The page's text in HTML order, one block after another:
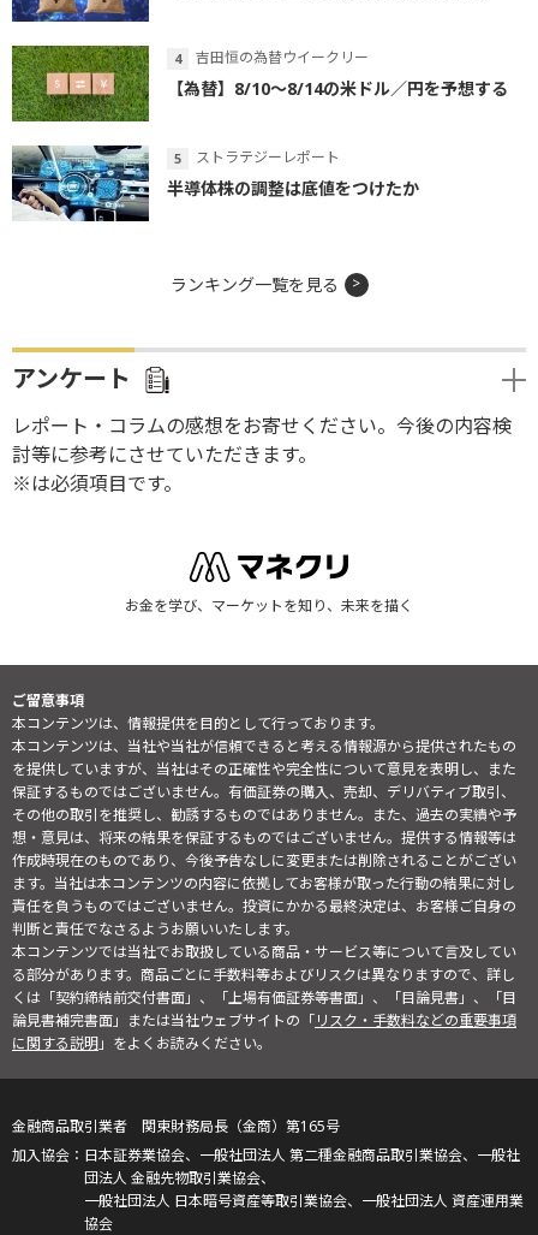
吉田恒の為替ウイークリー
【為替】8/10～8/14の米ドル／円を予想する
ストラテジーレポート
半導体株の調整は底値をつけたか
ランキング一覧を見る
アンケート
レポート・コラムの感想をお寄せください。今後の内容検
討等に参考にさせていただきます。
※は必須項目です。
お金を学び、マーケットを知り、未来を描く
ご留意事項
本コンテンツは、情報提供を目的として行っております。
本コンテンツは、当社や当社が信頼できると考える情報源から提供されたもの
を提供していますが、当社はその正確性や完全性について意見を表明し、また
保証するものではございません。有価証券の購入、売却、デリバティブ取引、
その他の取引を推奨し、勧誘するものではありません。また、過去の実績や予
想・意見は、将来の結果を保証するものではございません。提供する情報等は
作成時現在のものであり、今後予告なしに変更または削除されることがござい
ます。当社は本コンテンツの内容に依拠してお客様が取った行動の結果に対し
責任を負うものではございません。投資にかかる最終決定は、お客様ご自身の
判断と責任でなさるようお願いいたします。
本コンテンツでは当社でお取扱している商品・サービス等について言及してい
る部分があります。商品ごとに手数料等およびリスクは異なりますので、詳し
くは「契約締結前交付書面」、「上場有価証券等書面」、「目論見書」、「目
論見書補完書面」または当社ウェブサイトの「リスク・手数料などの重要事項
に関する説明」をよくお読みください。
金融商品取引業者 関東財務局長（金商）第165号
日本証券業協会、一般社団法人 第二種金融商品取引業協会、一般社
団法人 金融先物取引業協会、
一般社団法人 日本暗号資産等取引業協会、一般社団法人 資産運用業
協会